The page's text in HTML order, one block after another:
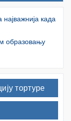
када
образовању
тортуре